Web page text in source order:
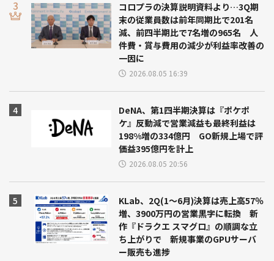
コロプラの決算説明資料より…3Q期
末の従業員数は前年同期比で201名
減、前四半期比で7名増の965名 人
件費・賞与費用の減少が利益率改善の
一因に
2026.08.05 16:39
DeNA、第1四半期決算は『ポケポ
ケ』反動減で営業減益も最終利益は
198%増の334億円 GO新規上場で評
価益395億円を計上
2026.08.05 20:56
KLab、2Q(1～6月)決算は売上高57％
増、3900万円の営業黒字に転換 新
作『ドラクエ スマグロ』の順調な立
ち上がりで 新規事業のGPUサーバ
ー販売も進捗